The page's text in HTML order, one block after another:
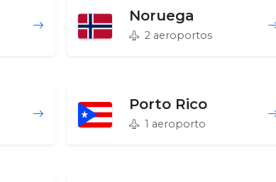
Noruega
2 aeroportos
Porto Rico
1 aeroporto